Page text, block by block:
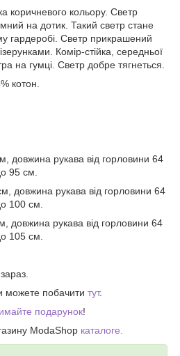
коричневого кольору. Светр
на дотик. Такий светр стане
гардеробі. Светр прикрашений
Комір-стійка, середньої
на гумці. Светр добре тягнеться.
котон.
довжина рукава від горловини 64
95 см.
довжина рукава від горловини 64
100 см.
довжина рукава від горловини 64
105 см.
можете побачити тут.
подарунок!
ModaShop каталоге.